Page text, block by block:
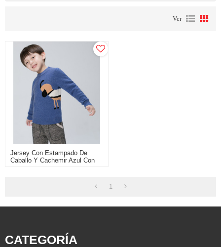
Ver
Jersey Con Estampado De
Caballo Y Cachemir Azul Con
1
CATEGORÍA